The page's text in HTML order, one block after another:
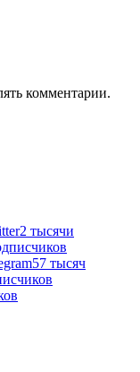
комментарии.
2 тысячи
57 тысяч